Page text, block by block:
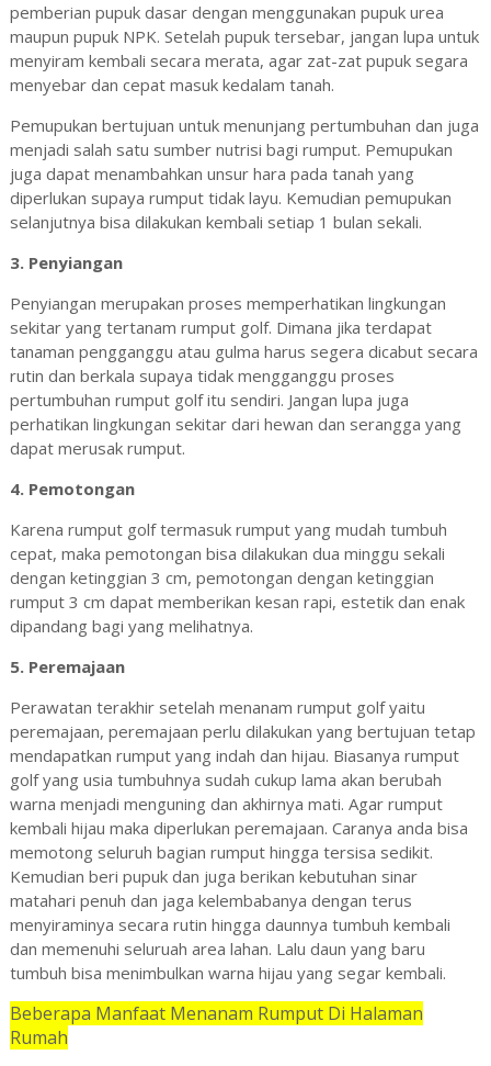
pemberian pupuk dasar dengan menggunakan pupuk urea
maupun pupuk NPK. Setelah pupuk tersebar, jangan lupa untuk
menyiram kembali secara merata, agar zat-zat pupuk segara
menyebar dan cepat masuk kedalam tanah.
Pemupukan bertujuan untuk menunjang pertumbuhan dan juga
menjadi salah satu sumber nutrisi bagi rumput. Pemupukan
juga dapat menambahkan unsur hara pada tanah yang
diperlukan supaya rumput tidak layu. Kemudian pemupukan
selanjutnya bisa dilakukan kembali setiap 1 bulan sekali.
3. Penyiangan
Penyiangan merupakan proses memperhatikan lingkungan
sekitar yang tertanam rumput golf. Dimana jika terdapat
tanaman pengganggu atau gulma harus segera dicabut secara
rutin dan berkala supaya tidak mengganggu proses
pertumbuhan rumput golf itu sendiri. Jangan lupa juga
perhatikan lingkungan sekitar dari hewan dan serangga yang
dapat merusak rumput.
4. Pemotongan
Karena rumput golf termasuk rumput yang mudah tumbuh
cepat, maka pemotongan bisa dilakukan dua minggu sekali
dengan ketinggian 3 cm, pemotongan dengan ketinggian
rumput 3 cm dapat memberikan kesan rapi, estetik dan enak
dipandang bagi yang melihatnya.
5. Peremajaan
Perawatan terakhir setelah menanam rumput golf yaitu
peremajaan, peremajaan perlu dilakukan yang bertujuan tetap
mendapatkan rumput yang indah dan hijau. Biasanya rumput
golf yang usia tumbuhnya sudah cukup lama akan berubah
warna menjadi menguning dan akhirnya mati. Agar rumput
kembali hijau maka diperlukan peremajaan. Caranya anda bisa
memotong seluruh bagian rumput hingga tersisa sedikit.
Kemudian beri pupuk dan juga berikan kebutuhan sinar
matahari penuh dan jaga kelembabanya dengan terus
menyiraminya secara rutin hingga daunnya tumbuh kembali
dan memenuhi seluruah area lahan. Lalu daun yang baru
tumbuh bisa menimbulkan warna hijau yang segar kembali.
Beberapa Manfaat Menanam Rumput Di Halaman
Rumah